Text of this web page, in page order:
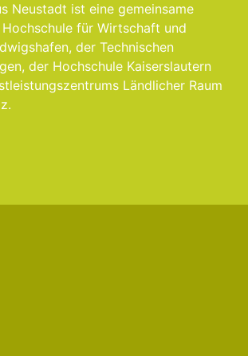
Neustadt ist eine gemeinsame
für Wirtschaft und
der Technischen
der Hochschule Kaiserslautern
Ländlicher Raum